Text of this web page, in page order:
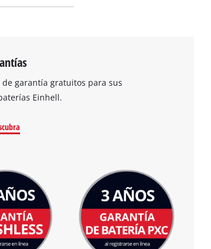
garantía gratuitos para sus
Einhell.